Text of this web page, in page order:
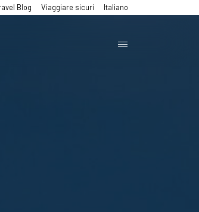
Blog Viaggiare sicuri Italiano